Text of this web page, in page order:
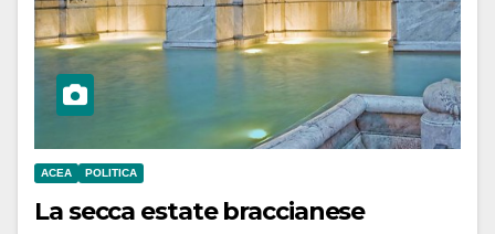
ACEA POLITICA
La secca estate braccianese